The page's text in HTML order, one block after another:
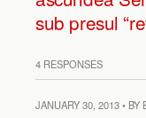
sub presul
4 RESPONSES
JANUARY 30, 2013 • BY